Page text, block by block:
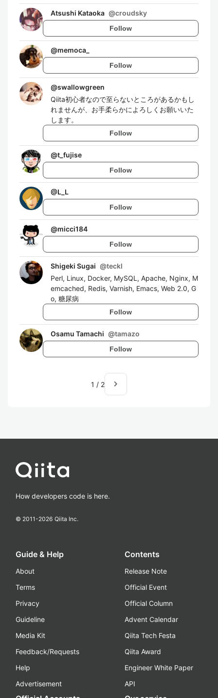
Atsushi Kataoka @croudsky
Follow
@memoca_
Follow
@swallowgreen
Qiita初心者なので至らないところがあるかもし
れませんが、お手柔らかによろしくお願いいた
します。
Follow
@t_fujise
Follow
@L_L
Follow
@micci184
Follow
Shigeki Sugai @teckl
Perl, Linux, Docker, MySQL, Apache, Nginx, M
emcached, Redis, Varnish, Emacs, Web 2.0, G
o, 糖尿病
Follow
Osamu Tamachi @tamazo
Follow
1 / 2 navigate_next
How developers code is here.
© 2011-2026 Qiita Inc.
Guide & Help
About
Terms
Privacy
Guideline
Media Kit
Feedback/Requests
Help
Advertisement
Contents
Release Note
Official Event
Official Column
Advent Calendar
Qiita Tech Festa
Qiita Award
Engineer White Paper
API